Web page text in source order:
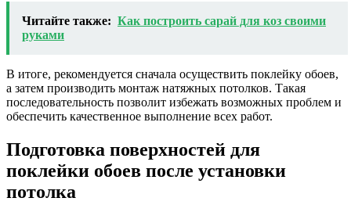
Читайте также: Как построить сарай для коз своими
руками
В итоге, рекомендуется сначала осуществить поклейку обоев,
а затем производить монтаж натяжных потолков. Такая
последовательность позволит избежать возможных проблем и
обеспечить качественное выполнение всех работ.
Подготовка поверхностей для
поклейки обоев после установки
потолка